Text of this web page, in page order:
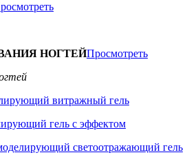
НОГТЕЙПросмотреть
витражный гель
гель с эффектом
светоотражающий гель